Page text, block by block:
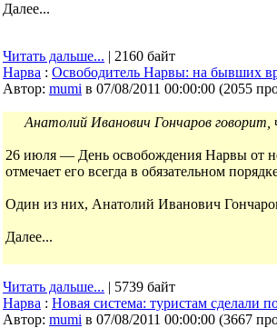
Далее...
Читать дальше... | 2160 байт
Нарва : Освободитель Нарвы: на бывших
Автор: mumi в 07/08/2011 00:00:00 (2055
Анатолий Иванович Гончаров
26 июля — День освобождения Нарвы от
отмечает его всегда в обязательном
Один из них, Анатолий Иванович
Далее...
Читать дальше... | 5739 байт
Нарва : Новая система: туристам сделали
Автор: mumi в 07/08/2011 00:00:00 (3667